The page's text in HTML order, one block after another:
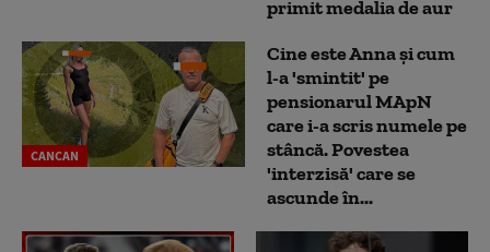
primit medalia de aur
CANCAN
Cine este Anna și cum
l-a 'smintit' pe
pensionarul MApN
care i-a scris numele pe
stâncă. Povestea
'interzisă' care se
ascunde în...